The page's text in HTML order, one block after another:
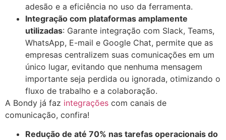
adesão e a eficiência no uso da ferramenta.
Integração com plataformas amplamente
utilizadas: Garante integração com Slack, Teams,
WhatsApp, E-mail e Google Chat, permite que as
empresas centralizem suas comunicações em um
único lugar, evitando que nenhuma mensagem
importante seja perdida ou ignorada, otimizando o
fluxo de trabalho e a colaboração.
A Bondy já faz integrações com canais de
comunicação, confira!
Redução de até 70% nas tarefas operacionais do